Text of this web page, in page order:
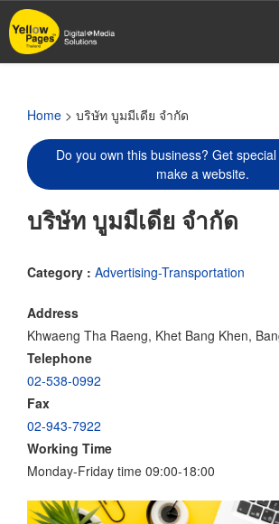
Skip
to
main
Home > บริษัท บูมมีเดีย จำกัด
Do you own this business? Get
make a website.
บริษัท บูมมีเดีย จำกัด
Category : Advertising-Transportation
Address
Khwaeng Tha Raeng, Khet Bang Khen,
Telephone
02-538-0992
Fax
02-943-7922
Working Time
Monday-Friday time 09:00-18:00